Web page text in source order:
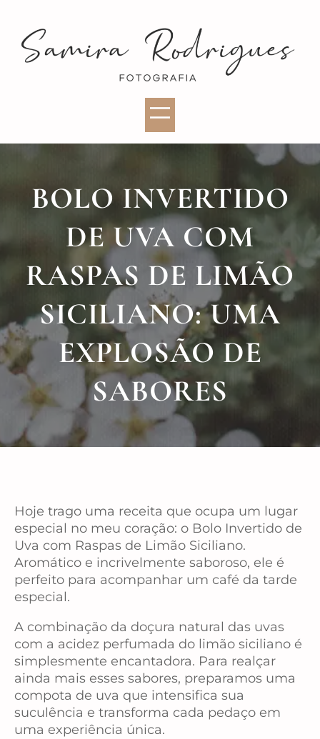
BOLO INVERTIDO
DE UVA COM
RASPAS DE LIMÃO
SICILIANO: UMA
EXPLOSÃO DE
SABORES
Hoje trago uma receita que ocupa um lugar
especial no meu coração: o Bolo Invertido de
Uva com Raspas de Limão Siciliano.
Aromático e incrivelmente saboroso, ele é
perfeito para acompanhar um café da tarde
especial.
A combinação da doçura natural das uvas
com a acidez perfumada do limão siciliano é
simplesmente encantadora. Para realçar
ainda mais esses sabores, preparamos uma
compota de uva que intensifica sua
suculência e transforma cada pedaço em
uma experiência única.